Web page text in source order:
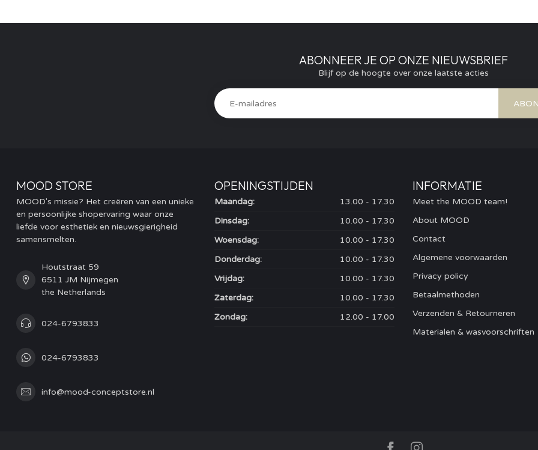
ABONNEER JE OP ONZE NIEUWSBRIEF
Blijf op de hoogte over onze laatste acties
MOOD STORE
MOOD's missie? Het creëren van een unieke
en persoonlijke shopervaring waar onze
liefde voor esthetiek en nieuwsgierigheid
samensmelten.
Houtstraat 59
6511 JM Nijmegen
the Netherlands
024-6793833
024-6793833
info@mood-conceptstore.nl
OPENINGSTIJDEN
Maandag:
13.00 - 17.30
Dinsdag:
10.00 - 17.30
Woensdag:
10.00 - 17.30
Donderdag:
10.00 - 17.30
Vrijdag:
10.00 - 17.30
Zaterdag:
10.00 - 17.30
Zondag:
12.00 - 17.00
INFORMATIE
Meet the MOOD team!
About MOOD
Contact
Algemene voorwaarden
Privacy policy
Betaalmethoden
Verzenden & Retourneren
Materialen & wasvoorschriften